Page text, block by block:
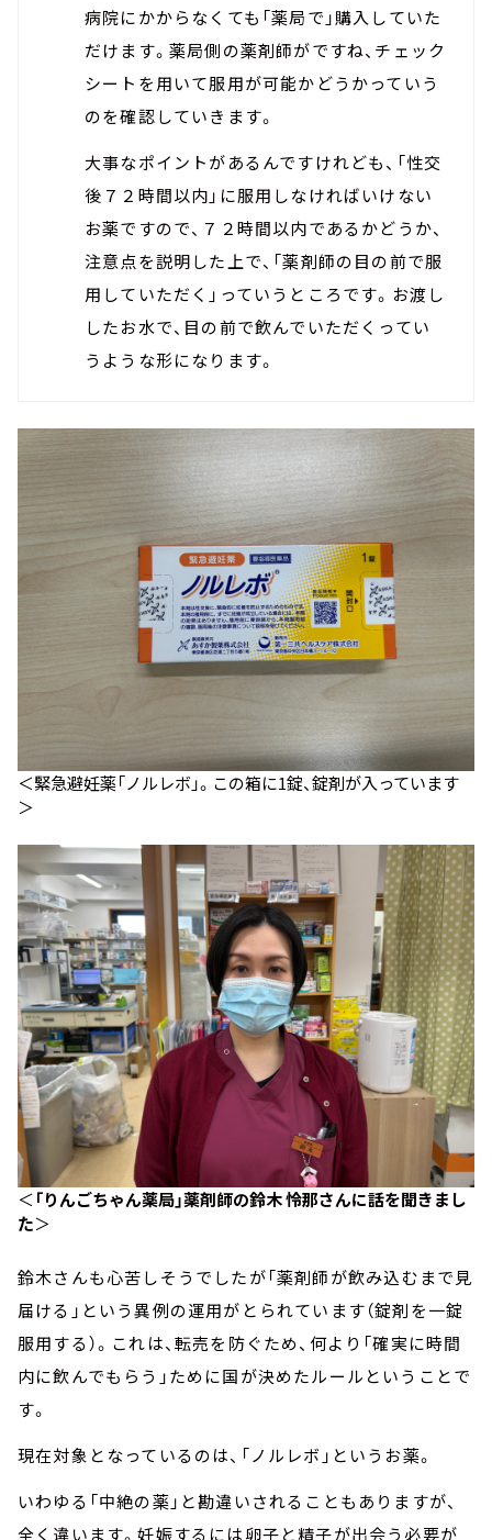
病院にかからなくても「薬局で」購入していた
だけます。薬局側の薬剤師がですね、チェック
シートを用いて服用が可能かどうかっていう
のを確認していきます。
大事なポイントがあるんですけれども、「性交
後７２時間以内」に服用しなければいけない
お薬ですので、７２時間以内であるかどうか、
注意点を説明した上で、「薬剤師の目の前で服
用していただく」っていうところです。お渡し
したお水で、目の前で飲んでいただくってい
うような形になります。
＜緊急避妊薬「ノルレボ」。この箱に1錠、錠剤が入っています
＞
＜ 「りんごちゃん薬局」薬剤師の鈴木 怜那さんに話を聞きまし
た＞
鈴木さんも心苦しそうでしたが「薬剤師が飲み込むまで見
届ける」という異例の運用がとられています（錠剤を一錠
服用する）。これは、転売を防ぐため、何より「確実に時間
内に飲んでもらう」ために国が決めたルールということで
す。
現在対象となっているのは、「ノルレボ」というお薬。
いわゆる「中絶の薬」と勘違いされることもありますが、
全く違います。妊娠するには卵子と精子が出会う必要が